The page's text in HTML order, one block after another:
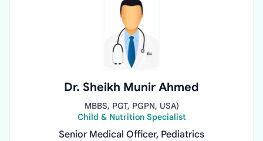
Dr. Sheikh Munir Ahmed
MBBS, PGT, PGPN, USA)
Child & Nutrition Specialist
Senior Medical Officer, Pediatrics